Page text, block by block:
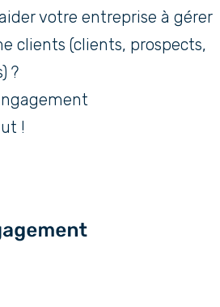
votre entreprise à gérer
clients (clients, prospects,
?
!